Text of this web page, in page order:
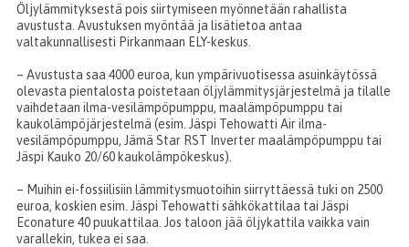
Öljylämmityksestä pois siirtymiseen myönnetään rahallista
avustusta. Avustuksen myöntää ja lisätietoa antaa
valtakunnallisesti Pirkanmaan ELY-keskus.
– Avustusta saa 4000 euroa, kun ympärivuotisessa asuinkäytössä
olevasta pientalosta poistetaan öljylämmitysjärjestelmä ja tilalle
vaihdetaan ilma-vesilämpöpumppu, maalämpöpumppu tai
kaukolämpöjärjestelmä (esim. Jäspi Tehowatti Air ilma-
vesilämpöpumppu, Jämä Star RST Inverter maalämpöpumppu tai
Jäspi Kauko 20/60 kaukolämpökeskus).
– Muihin ei-fossiilisiin lämmitysmuotoihin siirryttäessä tuki on 2500
euroa, koskien esim. Jäspi Tehowatti sähkökattilaa tai Jäspi
Econature 40 puukattilaa. Jos taloon jää öljykattila vaikka vain
varallekin, tukea ei saa.